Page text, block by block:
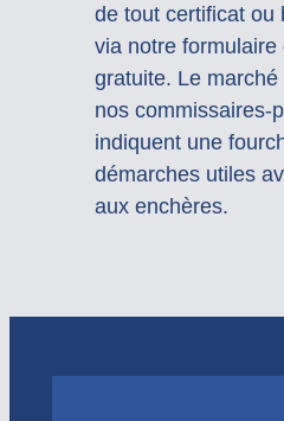
de tout certificat ou
via notre formulaire
gratuite. Le
nos commissaires-
indiquent une
démarches utiles
aux enchères.